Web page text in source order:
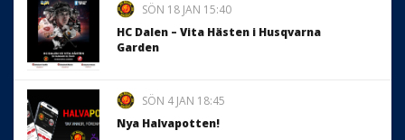
SÖN 18 JAN 15:40
HC Dalen – Vita Hästen i Husqvarna
Garden
SÖN 4 JAN 18:45
Nya Halvapotten!